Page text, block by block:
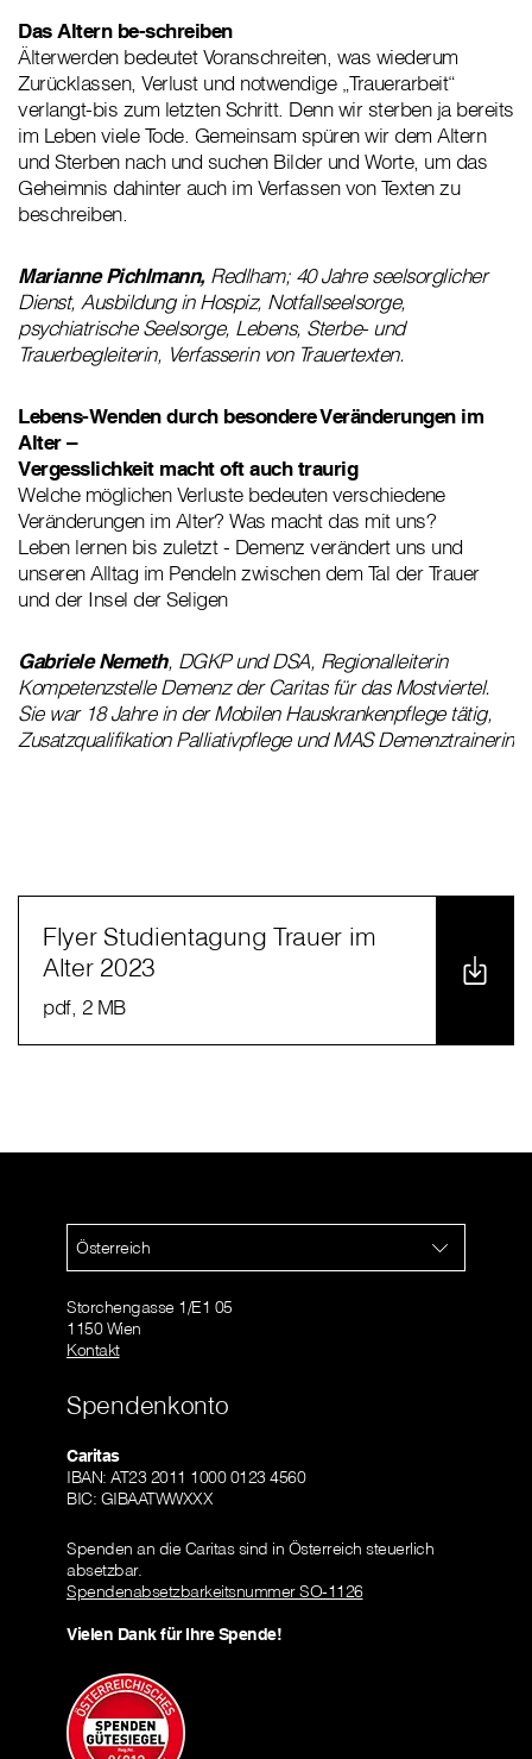
Das Altern be-schreiben
Älterwerden bedeutet Voranschreiten, was wiederum
Zurücklassen, Verlust und notwendige „Trauerarbeit“
verlangt-bis zum letzten Schritt. Denn wir sterben ja bereits
im Leben viele Tode. Gemeinsam spüren wir dem Altern
und Sterben nach und suchen Bilder und Worte, um das
Geheimnis dahinter auch im Verfassen von Texten zu
beschreiben.
Marianne Pichlmann, Redlham; 40 Jahre seelsorglicher
Dienst, Ausbildung in Hospiz, Notfallseelsorge,
psychiatrische Seelsorge, Lebens, Sterbe- und
Trauerbegleiterin, Verfasserin von Trauertexten.
Lebens-Wenden durch besondere Veränderungen im
Alter –
Vergesslichkeit macht oft auch traurig
Welche möglichen Verluste bedeuten verschiedene
Veränderungen im Alter? Was macht das mit uns?
Leben lernen bis zuletzt - Demenz verändert uns und
unseren Alltag im Pendeln zwischen dem Tal der Trauer
und der Insel der Seligen
Gabriele Nemeth, DGKP und DSA, Regionalleiterin
Kompetenzstelle Demenz der Caritas für das Mostviertel.
Sie war 18 Jahre in der Mobilen Hauskrankenpflege tätig,
Zusatzqualifikation Palliativpflege und MAS Demenztrainerin
Flyer Studientagung Trauer im
Alter 2023
pdf, 2 MB
Österreich
Storchengasse 1/E1 05
1150 Wien
Kontakt
Spendenkonto
Caritas
IBAN: AT23 2011 1000 0123 4560
BIC: GIBAATWWXXX
Spenden an die Caritas sind in Österreich steuerlich
absetzbar.
Spendenabsetzbarkeitsnummer SO-1126
Vielen Dank für Ihre Spende!